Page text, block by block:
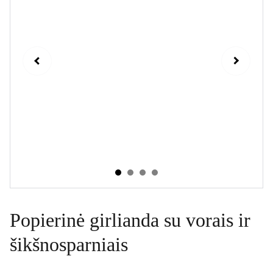
Popierinė girlianda su vorais ir
šikšnosparniais